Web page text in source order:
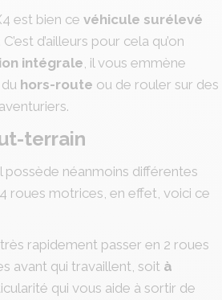
est bien ce véhicule surélevé
d’ailleurs pour cela qu’on
intégrale , il vous emmène
hors-route ou de rouler sur des
terrain
possède néanmoins différentes
roues motrices, en effet, voici ce
rapidement passer en 2 roues
avant qui travaillent, soit à
qui vous aide à sortir de